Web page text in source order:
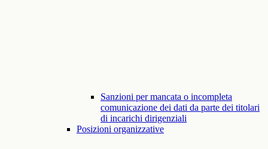
Sanzioni per mancata o incompleta
comunicazione dei dati da parte dei titolari
di incarichi dirigenziali
Posizioni organizzative